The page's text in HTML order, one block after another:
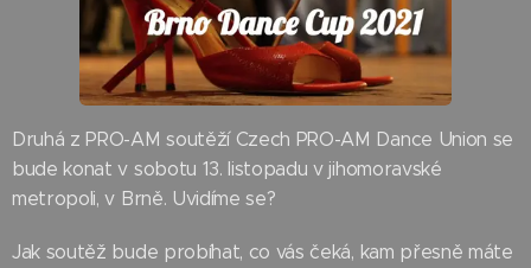
Druhá z PRO-AM soutěží Czech PRO-AM Dance Union se
bude konat v sobotu 13. listopadu v jihomoravské
metropoli, v Brně. Uvidíme se?
Jak soutěž bude probíhat, co vás čeká, kam přesně máte